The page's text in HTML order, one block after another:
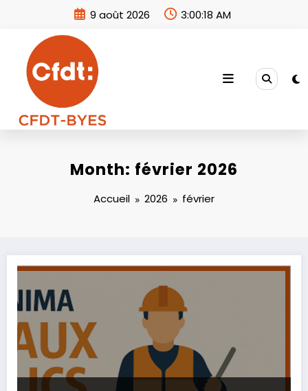
9 août 2026 3:00:18 AM
Month: février 2026
Accueil 2026 février
Contenu restreint